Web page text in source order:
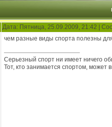
Дата: Пятница, 25.09.2009, 21:42 |
чем разные виды спорта полезны
Серьезный спорт ни имеет ничего
Тот, кто занимается спортом, может